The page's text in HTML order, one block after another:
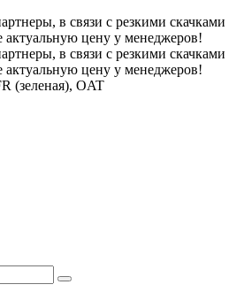
в связи с резкими скачками
актуальную цену у менеджеров!
в связи с резкими скачками
актуальную цену у менеджеров!
(зеленая), OAT